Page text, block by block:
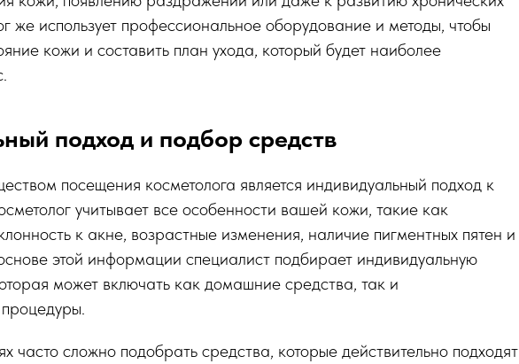
же использует профессиональное оборудование и методы, чтобы
кожи и составить план ухода, который будет наиболее
подход и подбор средств
посещения косметолога является индивидуальный подход к
учитывает все особенности вашей кожи, такие как
к акне, возрастные изменения, наличие пигментных пятен и
этой информации специалист подбирает индивидуальную
может включать как домашние средства, так и
часто сложно подобрать средства, которые действительно подходят